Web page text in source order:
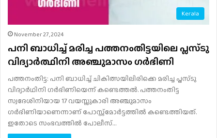
Kerala
November 27, 2024
പനി ബാധിച്ച് മരിച്ച പത്തനംതിട്ടയിലെ പ്ലസ്ടു
വിദ്യാര്‍ത്ഥിനി അഞ്ചുമാസം ഗർഭിണി
പത്തനംതിട്ട: പനി ബാധിച്ച് ചികിത്സയിലിരിക്കെ മരിച്ച പ്ലസ്ടു
വിദ്യാര്‍ഥിനി ഗര്‍ഭിണിയെന്ന് കണ്ടെത്തല്‍. പത്തനംതിട്ട
സ്വദേശിനിയായ 17 വയസ്സുകാരി അഞ്ചുമാസം
ഗര്‍ഭിണിയാണെന്നാണ് പോസ്റ്റ്‌മോര്‍ട്ടത്തില്‍ കണ്ടെത്തിയത്.
ഇതോടെ സംഭവത്തില്‍ പോലീസ്…